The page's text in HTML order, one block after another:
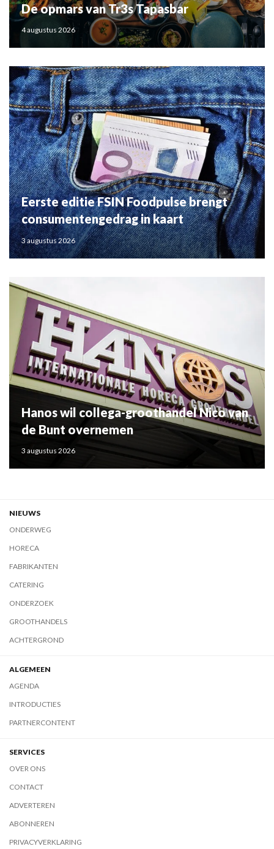
De opmars van Tr3s Tapasbar
4 augustus 2026
Eerste editie FSIN Foodpulse brengt
consumentengedrag in kaart
3 augustus 2026
Hanos wil collega-groothandel Nico van
de Bunt overnemen
3 augustus 2026
NIEUWS
ONDERWEG
HORECA
FABRIKANTEN
CATERING
ONDERZOEK
GROOTHANDELS
ACHTERGROND
ALGEMEEN
AGENDA
INTRODUCTIES
PARTNERCONTENT
SERVICES
OVER ONS
CONTACT
ADVERTEREN
ABONNEREN
PRIVACYVERKLARING